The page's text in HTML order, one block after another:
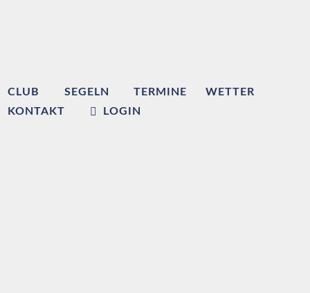
CLUB SEGELN TERMINE
WETTER
KONTAKT
LOGIN